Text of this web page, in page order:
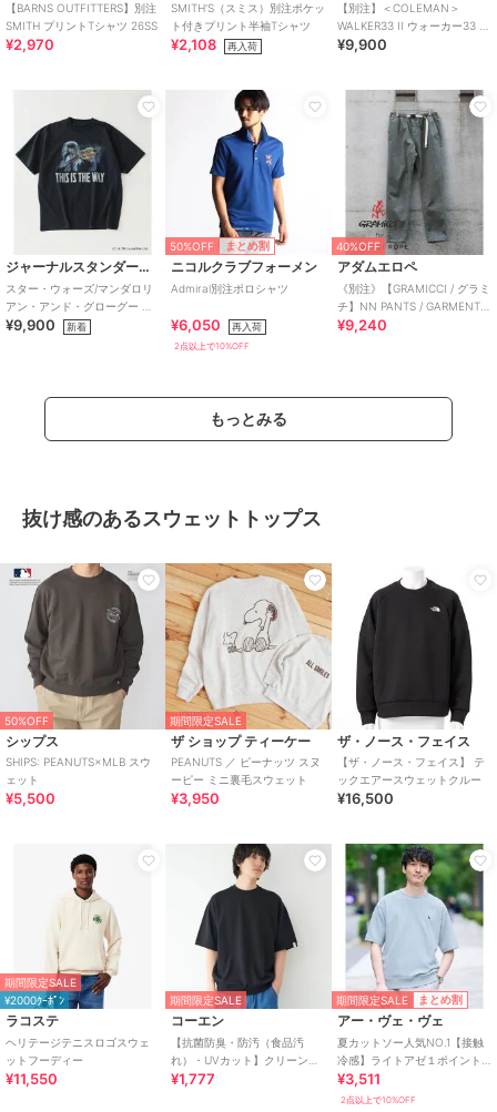
【BARNS OUTFITTERS】別注
SMITH プリントTシャツ 26SS
¥2,970
SMITH'S（スミス）別注ポケッ
ト付きプリント半袖Tシャツ
¥2,108 再入荷
【別注】＜COLEMAN＞
WALKER33 II ウォーカー33 バ
ッグ
¥9,900
ジャーナルスタンダード レリューム
スター・ウォーズ/マンダロリ
アン・アンド・グローグー 別
注 プリントTシャツ
¥9,900 新着
50%OFF まとめ割
ニコルクラブフォーメン
Admiral別注ポロシャツ
¥6,050 再入荷
2点以上で10%OFF
40%OFF
アダムエロペ
《別注》【GRAMICCI / グラミ
チ】NN PANTS / GARMENT
DYE TIGHT
¥9,240
もっとみる
抜け感のあるスウェットトップス
50%OFF
シップス
SHIPS: PEANUTS×MLB スウ
ェット
¥5,500
期間限定SALE
ザ ショップ ティーケー
PEANUTS ／ ピーナッツ スヌ
ーピー ミニ裏毛スウェット
¥3,950
ザ・ノース・フェイス
【ザ・ノース・フェイス】 テ
ックエアースウェットクルー
¥16,500
期間限定SALE
¥2000ｸｰﾎﾟﾝ
ラコステ
ヘリテージテニスロゴスウェ
ットフーディー
¥11,550
期間限定SALE
コーエン
【抗菌防臭・防汚（食品汚
れ）・UVカット】クリーンプ
ラススウェットTシャツ
¥1,777
期間限定SALE まとめ割
アー・ヴェ・ヴェ
夏カットソー人気NO.1【接触
冷感】ライトアゼ１ポイント
シシュウスウェットＴ〈イー
ジーケア/洗濯機で
¥3,511
2点以上で10%OFF